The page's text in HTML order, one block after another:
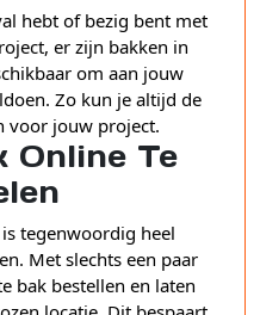
hebt of bezig bent met
er zijn bakken in
om aan jouw
Zo kun je altijd de
voor jouw project.
Online Te
tegenwoordig heel
Met slechts een paar
bak bestellen en laten